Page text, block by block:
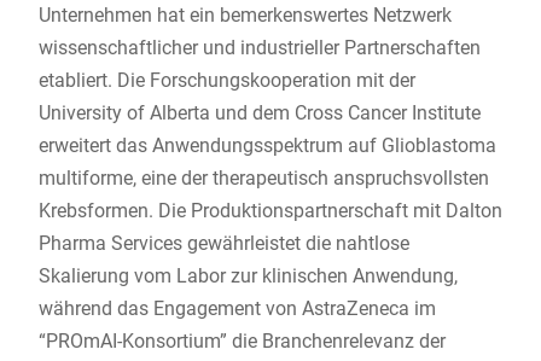
Unternehmen hat ein bemerkenswertes Netzwerk
wissenschaftlicher und industrieller Partnerschaften
etabliert. Die Forschungskooperation mit der
University of Alberta und dem Cross Cancer Institute
erweitert das Anwendungsspektrum auf Glioblastoma
multiforme, eine der therapeutisch anspruchsvollsten
Krebsformen. Die Produktionspartnerschaft mit Dalton
Pharma Services gewährleistet die nahtlose
Skalierung vom Labor zur klinischen Anwendung,
während das Engagement von AstraZeneca im
“PROmAI-Konsortium” die Branchenrelevanz der